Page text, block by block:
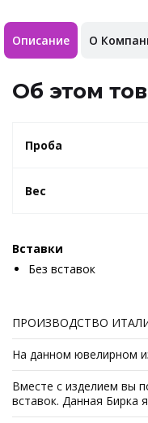
Описание О
Об этом
Проба
Вес
Вставки
Без вставок
ПРОИЗВОДСТВО
На данном ювелирном
Вместе с изделием вы
вставок. Данная Бирка